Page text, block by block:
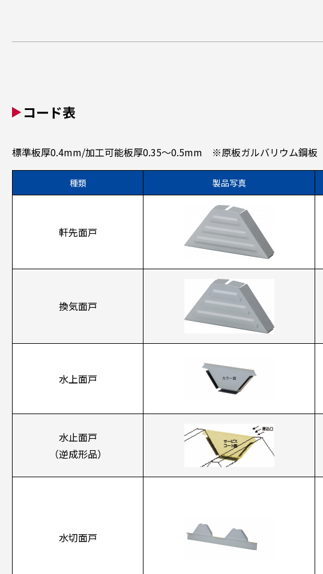
コード表
標準板厚0.4mm/加工可能板厚0.35～0.5mm ※原板ガルバリウム鋼板
種類 製品写真
軒先面戸
換気面戸
水上面戸
水止面戸
（逆成形品）
水切面戸